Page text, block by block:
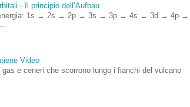
- Il principio dell’Aufbau
energia: 1s → 2s → 2p → 3s → 3p → 4s → 3d → 4p →
Video
e ceneri che scorrono lungo i fianchi del vulcano